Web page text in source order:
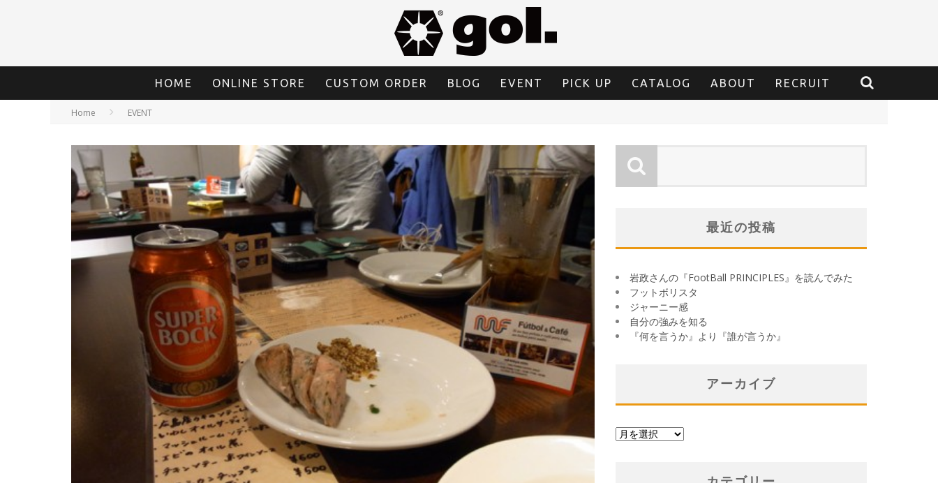
HOME ONLINE STORE CUSTOM ORDER BLOG EVENT PICK UP CATALOG ABOUT RECRUIT
Home EVENT
最近の投稿
岩政さんの『FootBall PRINCIPLES』を読んでみた
フットボリスタ
ジャーニー感
自分の強みを知る
『何を言うか』より『誰が言うか』
アーカイブ
ア